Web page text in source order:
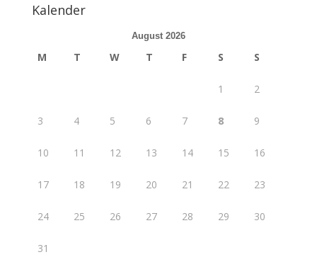
Kalender
August 2026
M T W T F S S
1 2
3 4 5 6 7 8 9
10 11 12 13 14 15 16
17 18 19 20 21 22 23
24 25 26 27 28 29 30
31